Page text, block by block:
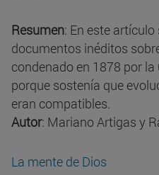
Resumen: En este
documentos inéditos
condenado en 1878 por
porque sostenía que
eran compatibles.
Autor: Mariano Artigas y
La mente de Dios